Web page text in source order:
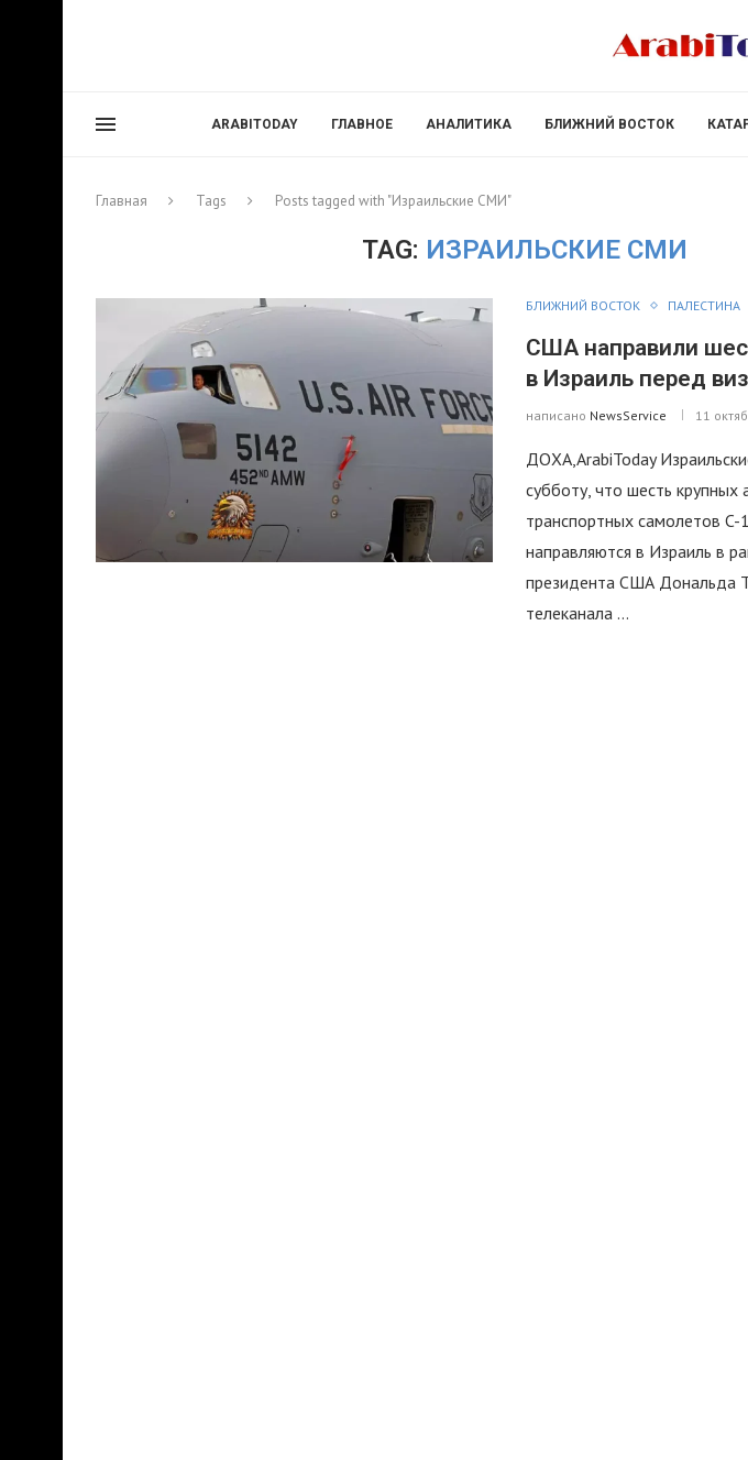
ARABITODAY ГЛАВНОЕ АНАЛИТИКА БЛИЖНИЙ ВОСТОК
Главная Tags Posts tagged with "Израильские СМИ"
TAG: ИЗРАИЛЬСКИЕ СМИ
БЛИЖНИЙ ВОСТОК ПАЛЕСТИНА
США направили
в Израиль перед
написано NewsService 11
ДОХА,ArabiToday
субботу, что шесть крупных
транспортных самолетов
направляются в Израиль в
президента США Дональда
телеканала …